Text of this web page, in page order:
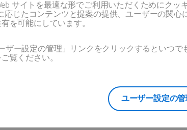
サイトを最適な形でご利用いただくためにクッ
じたコンテンツと提案の提供、ユーザーの関心
を可能にしています。
ー設定の管理」リンクをクリックするといつで
ご覧ください。
ユーザー設定の管